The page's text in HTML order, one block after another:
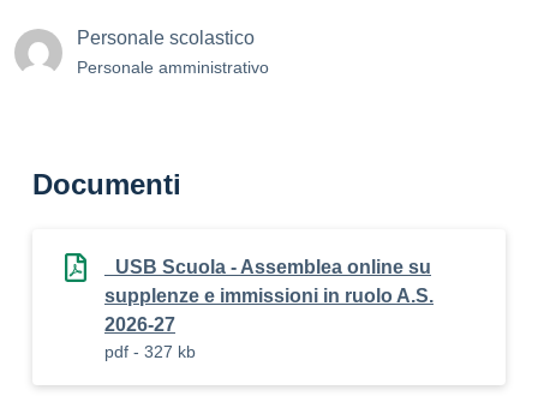
Personale scolastico
Personale amministrativo
Documenti
_USB Scuola - Assemblea online su
supplenze e immissioni in ruolo A.S.
2026-27
pdf - 327 kb